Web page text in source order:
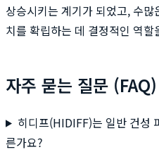
상승시키는 계기가 되었고, 수
치를 확립하는 데 결정적인 역할
자주 묻는 질문 (FAQ)
히디프(HIDIFF)는 일반 건성
른가요?